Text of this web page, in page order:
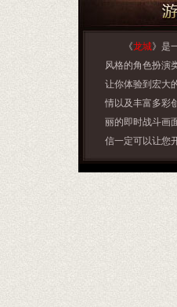
《龙城》是
风格的角色扮演
让你体验到宏大
情以及丰富多彩
丽的即时战斗画
信一定可以让您